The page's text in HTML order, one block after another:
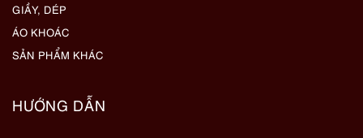
GIẦY, DÉP
ÁO KHOÁC
SẢN PHẨM KHÁC
HƯỚNG DẪN